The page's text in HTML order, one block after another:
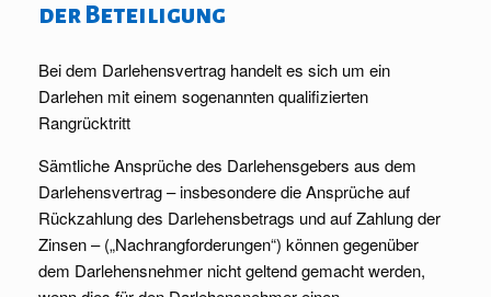
der Beteiligung
Bei dem Darlehensvertrag handelt es sich um ein
Darlehen mit einem sogenannten qualifizierten
Rangrücktritt
Sämtliche Ansprüche des Darlehensgebers aus dem
Darlehensvertrag – insbesondere die Ansprüche auf
Rückzahlung des Darlehensbetrags und auf Zahlung der
Zinsen – („Nachrangforderungen“) können gegenüber
dem Darlehensnehmer nicht geltend gemacht werden,